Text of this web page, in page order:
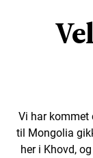
Vi har kommet
til Mongolia
her i Khovd,